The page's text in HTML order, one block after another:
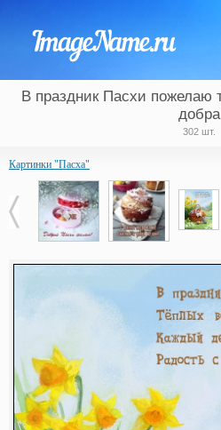
В праздник Пасхи пожелаю
добра
302 шт.
Картинки "Пасха"